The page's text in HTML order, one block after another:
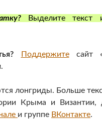
Выделите текст
Поддержитесайт
лонгриды. Больше
Крыма и Византии,
и группе ВКонтакте.